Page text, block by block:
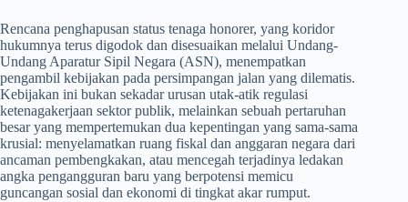
Rencana penghapusan status tenaga honorer, yang koridor
hukumnya terus digodok dan disesuaikan melalui Undang-
Undang Aparatur Sipil Negara (ASN), menempatkan
pengambil kebijakan pada persimpangan jalan yang dilematis.
Kebijakan ini bukan sekadar urusan utak-atik regulasi
ketenagakerjaan sektor publik, melainkan sebuah pertaruhan
besar yang mempertemukan dua kepentingan yang sama-sama
krusial: menyelamatkan ruang fiskal dan anggaran negara dari
ancaman pembengkakan, atau mencegah terjadinya ledakan
angka pengangguran baru yang berpotensi memicu
guncangan sosial dan ekonomi di tingkat akar rumput.